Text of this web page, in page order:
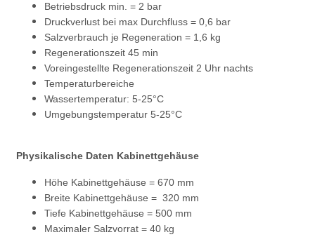
Betriebsdruck min. = 2 bar
Druckverlust bei max Durchfluss = 0,6 bar
Salzverbrauch je Regeneration = 1,6 kg
Regenerationszeit 45 min
Voreingestellte Regenerationszeit 2 Uhr nachts
Temperaturbereiche
Wassertemperatur: 5-25°C
Umgebungstemperatur 5-25°C
Physikalische Daten Kabinettgehäuse
Höhe Kabinettgehäuse = 670 mm
Breite Kabinettgehäuse = 320 mm
Tiefe Kabinettgehäuse = 500 mm
Maximaler Salzvorrat = 40 kg